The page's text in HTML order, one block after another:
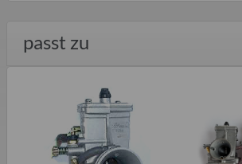
passt zu